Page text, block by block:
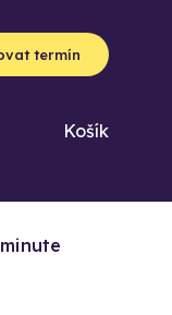
termín
Košík